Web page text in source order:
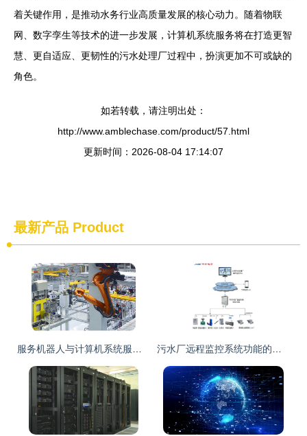
着关键作用，是推动水务行业高质量发展的核心动力。随着物联
网、数字孪生等技术的进一步发展，计算机系统服务将在打造更智
慧、更自适应、更韧性的污水处理厂过程中，扮演更加不可或缺的
角色。
如若转载，请注明出处：
http://www.amblechase.com/product/57.html
更新时间：2026-08-04 17:14:07
最新产品 Product